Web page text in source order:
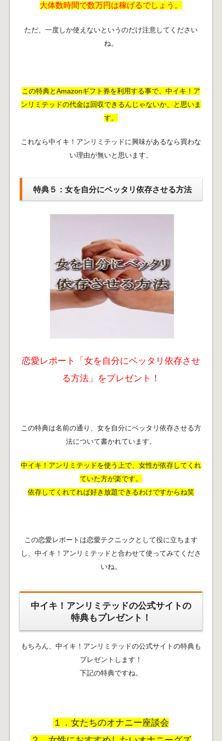
大体数時間で数万円は稼げるでしょう。
ただ、一度しか使えないというのだけ注意してください
ね。
この特典とAmazonギフト券を利用する事で、中イキ！ア
ンリミテッドの代金は回収できるんじゃないか、と思いま
す。
これなら中イキ！アンリミテッドに興味があるなら買わな
い理由が無いと思います。
特典５：女を自分にベッタリ依存させる方法
恋愛レポート「女を自分にベッタリ依存させ
る方法」をプレゼント！
この特典は名前の通り、女を自分にベッタリ依存させる方
法について書かれています。
中イキ！アンリミテッドを使う上で、女性が依存してくれ
ていた方が楽です。
依存してくれてれば好き放題できるわけですからね笑
この恋愛レポートは恋愛テクニックとして役に立ちます
し、中イキ！アンリミテッドと合わせて使ってみてくださ
いね。
中イキ！アンリミテッドの公式サイトの
特典もプレゼント！
もちろん、中イキ！アンリミテッドの公式サイトの特典も
プレゼントします！
下記の特典ですね。
１．女たちのオナニー座談会